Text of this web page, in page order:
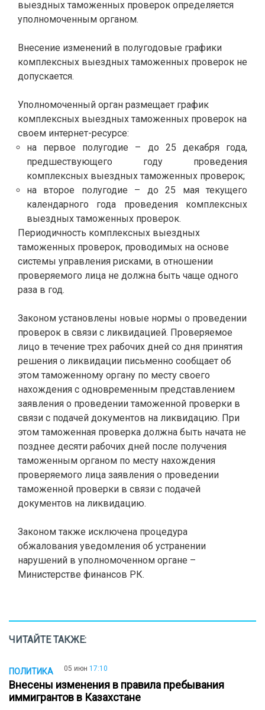
выездных таможенных проверок определяется
уполномоченным органом.
Внесение изменений в полугодовые графики
комплексных выездных таможенных проверок не
допускается.
Уполномоченный орган размещает график
комплексных выездных таможенных проверок на
своем интернет-ресурсе:
на первое полугодие – до 25 декабря года,
предшествующего году проведения
комплексных выездных таможенных проверок;
на второе полугодие – до 25 мая текущего
календарного года проведения комплексных
выездных таможенных проверок.
Периодичность комплексных выездных
таможенных проверок, проводимых на основе
системы управления рисками, в отношении
проверяемого лица не должна быть чаще одного
раза в год.
Законом установлены новые нормы о проведении
проверок в связи с ликвидацией. Проверяемое
лицо в течение трех рабочих дней со дня принятия
решения о ликвидации письменно сообщает об
этом таможенному органу по месту своего
нахождения с одновременным представлением
заявления о проведении таможенной проверки в
связи с подачей документов на ликвидацию. При
этом таможенная проверка должна быть начата не
позднее десяти рабочих дней после получения
таможенным органом по месту нахождения
проверяемого лица заявления о проведении
таможенной проверки в связи с подачей
документов на ликвидацию.
Законом также исключена процедура
обжалования уведомления об устранении
нарушений в уполномоченном органе –
Министерстве финансов РК.
ЧИТАЙТЕ ТАКЖЕ:
ПОЛИТИКА 05 июн 17:10
Внесены изменения в правила пребывания
иммигрантов в Казахстане